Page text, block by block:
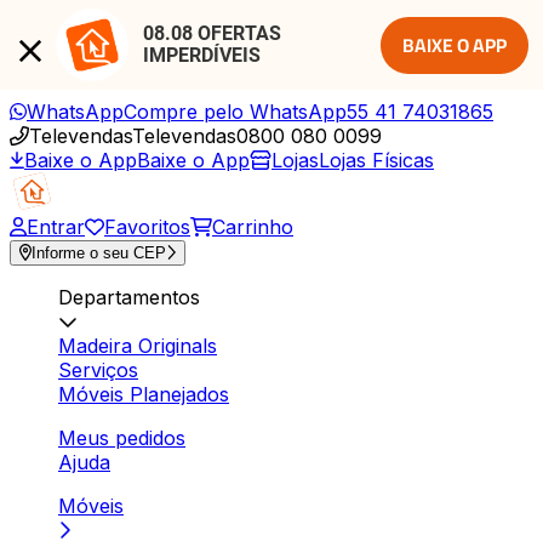
08.08 OFERTAS
IMPERDÍVEIS
BAIXE O APP
WhatsAppCompre pelo WhatsApp55 41 74031865
TelevendasTelevendas0800 080 0099
Baixe o AppBaixe o App LojasLojas Físicas
Entrar Favoritos Carrinho
Informe o seu CEP
Departamentos
Madeira Originals
Serviços
Móveis Planejados
Meus pedidos
Ajuda
Móveis